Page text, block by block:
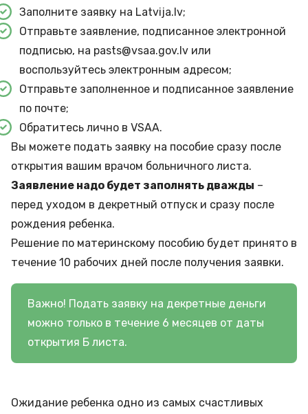
Заполните заявку на Latvija.lv;
Отправьте заявление, подписанное электронной
подписью, на pasts@vsaa.gov.lv или
воспользуйтесь электронным адресом;
Отправьте заполненное и подписанное заявление
по почте;
Обратитесь лично в VSAA.
Вы можете подать заявку на пособие сразу после
открытия вашим врачом больничного листа.
Заявление надо будет заполнять дважды –
перед уходом в декретный отпуск и сразу после
рождения ребенка.
Решение по материнскому пособию будет принято в
течение 10 рабочих дней после получения заявки.
Важно! Подать заявку на декретные деньги
можно только в течение 6 месяцев от даты
открытия Б листа.
Ожидание ребенка одно из самых счастливых